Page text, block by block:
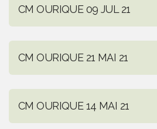
CM OURIQUE 09 JUL 21
CM OURIQUE 21 MAI 21
CM OURIQUE 14 MAI 21